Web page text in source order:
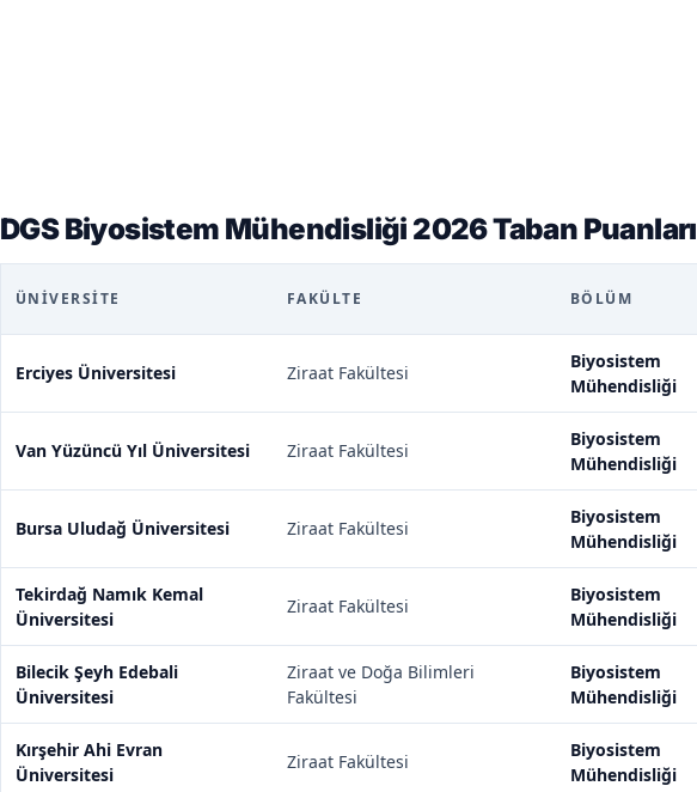
DGS Biyosistem Mühendisliği 2026 Taban Puanları
ÜNIVERSITE FAKÜLTE BÖLÜM
Erciyes Üniversitesi Ziraat Fakültesi
Biyosistem
Mühendisliği
Van Yüzüncü Yıl Üniversitesi Ziraat Fakültesi
Biyosistem
Mühendisliği
Bursa Uludağ Üniversitesi Ziraat Fakültesi
Biyosistem
Mühendisliği
Tekirdağ Namık Kemal
Üniversitesi
Ziraat Fakültesi
Biyosistem
Mühendisliği
Bilecik Şeyh Edebali
Üniversitesi
Ziraat ve Doğa Bilimleri
Fakültesi
Biyosistem
Mühendisliği
Kırşehir Ahi Evran
Üniversitesi
Ziraat Fakültesi
Biyosistem
Mühendisliği